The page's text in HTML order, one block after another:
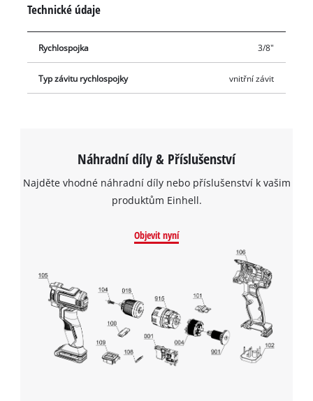
Technické údaje
Rychlospojka 3/8"
Typ závitu rychlospojky vnitřní závit
Náhradní díly & Příslušenství
Najděte vhodné náhradní díly nebo příslušenství k vašim
produktům Einhell.
Objevit nyní